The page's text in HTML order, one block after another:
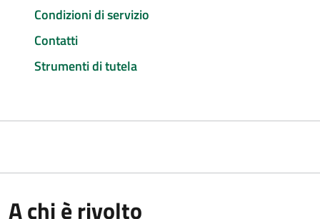
Condizioni di servizio
Contatti
Strumenti di tutela
A chi è rivolto